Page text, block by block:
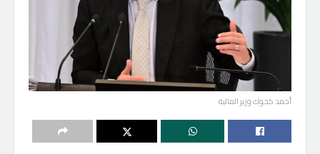
أحمد كجوك وزير المالية